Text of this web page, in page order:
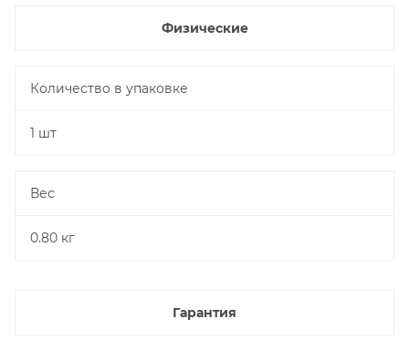
Физические
Количество в упаковке
1 шт
Вес
0.80 кг
Гарантия